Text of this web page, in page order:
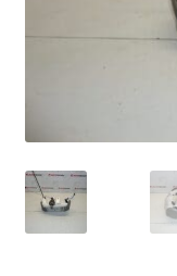
Ochrana osobních
Platby